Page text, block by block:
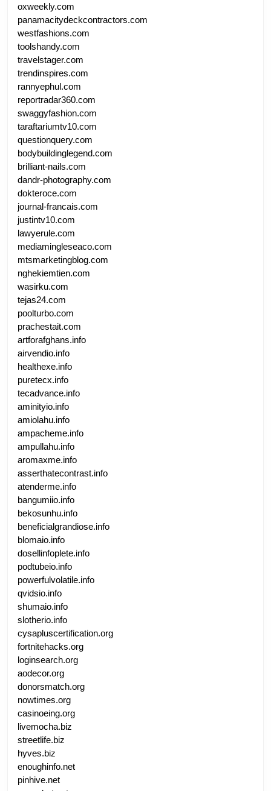
oxweekly.com
panamacitydeckcontractors.com
westfashions.com
toolshandy.com
travelstager.com
trendinspires.com
rannyephul.com
reportradar360.com
swaggyfashion.com
taraftariumtv10.com
questionquery.com
bodybuildinglegend.com
brilliant-nails.com
dandr-photography.com
dokteroce.com
journal-francais.com
justintv10.com
lawyerule.com
mediamingleseaco.com
mtsmarketingblog.com
nghekiemtien.com
wasirku.com
tejas24.com
poolturbo.com
prachestait.com
artforafghans.info
airvendio.info
healthexe.info
puretecx.info
tecadvance.info
aminityio.info
amiolahu.info
ampacheme.info
ampullahu.info
aromaxme.info
asserthatecontrast.info
atenderme.info
bangumiio.info
bekosunhu.info
beneficialgrandiose.info
blomaio.info
dosellinfoplete.info
podtubeio.info
powerfulvolatile.info
qvidsio.info
shumaio.info
slotherio.info
cysapluscertification.org
fortnitehacks.org
loginsearch.org
aodecor.org
donorsmatch.org
nowtimes.org
casinoeing.org
livemocha.biz
streetlife.biz
hyves.biz
enoughinfo.net
pinhive.net